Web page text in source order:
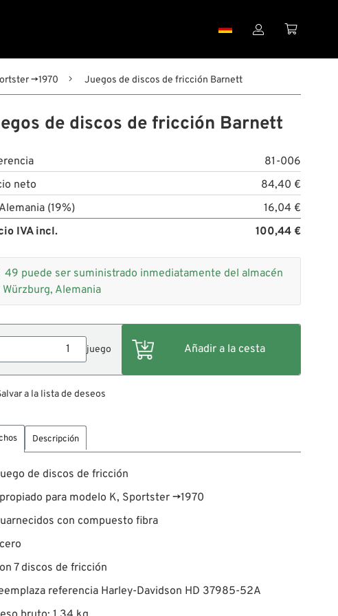
 
→1970 Juegos de discos de fricción Barnett
de discos de fricción Barnett
81-006
neto
84,40 €
(19%)
16,04 €
IVA incl.
100,44 €
49 puede ser suministrado inmediatamente del almacén
Würzburg, Alemania
juego
a la lista de deseos
Descripción
de discos de fricción
para modelo K, Sportster →1970
con compuesto fibra
7 discos de fricción
referencia Harley-Davidson HD 37985-52A